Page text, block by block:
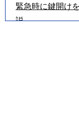
緊急時に鍵開け
説